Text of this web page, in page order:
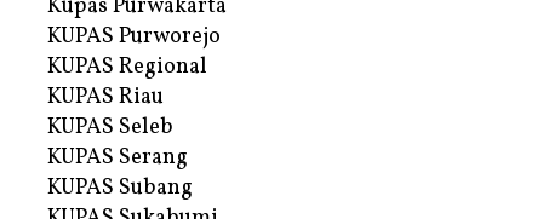
Kupas Purwakarta
KUPAS Purworejo
KUPAS Regional
KUPAS Riau
KUPAS Seleb
KUPAS Serang
KUPAS Subang